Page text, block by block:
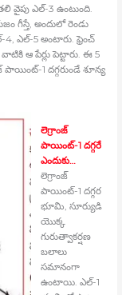
వైపు ఎల్‍-3 ఉంటుంది.
గీస్తే, అందులో రెండు
ఎల్‍-5 అంటారు. ఫ్రెంచ్‍
ఆ పేర్లు పెట్టారు. ఈ 5
1 దగ్గరుండే శూన్య
లెగ్రాంజ్‍
పాయింట్‍-1 దగ్గరే
ఎందుకు…
లెగ్రాంజ్‍
పాయింట్‍-1 దగ్గర
భూమి, సూర్యుడి
యొక్క
గురుత్వాకర్షణ
బలాలు
సమానంగా
ఉంటాయి. ఎల్‍-1